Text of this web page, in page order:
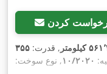
کردن
کیلومتر , قدرت: ۳۵۵
۱۰/۲۰۲۰, نوع سوخت: